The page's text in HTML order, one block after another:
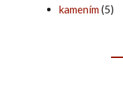
kamením(5)